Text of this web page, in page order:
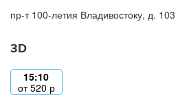
пр-т 100-летия Владивостоку, д. 103
3D
15:10
от520 р